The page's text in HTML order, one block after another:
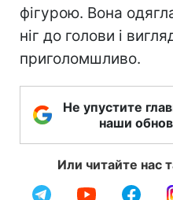
фігурою. Вона
ніг до голови і
приголомшливо.
Не упустите
наши
Или читайте нас